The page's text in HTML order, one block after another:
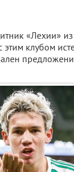
«Лехии» из
этим клубом